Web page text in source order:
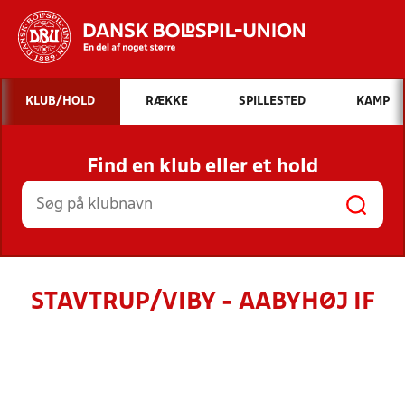
Hvad vil du søge efter?
INDHOLD OG NYHEDER
STILLINGER, RESULTATER, KLUBBER OG
HOLD
KLUB/HOLD RÆKKE SPILLESTED KAMP
Find en klub eller et hold
STAVTRUP/VIBY - AABYHØJ IF